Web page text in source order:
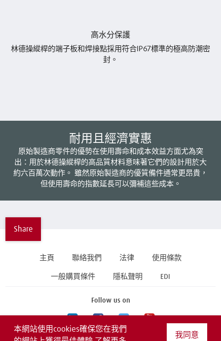
本網站使用cookies確保您在我們
我同意
高水分保護
林德操縱桿的端子板和焊接點採用符合IP67標準的極高防潮密
封。
耐用且經濟實惠
原始製造商零件的優勢在使用壽命和成本效益方面尤為突
出：用於林德操縱桿的高品質材料意味著它們的設計用於大
約六百萬次動作。 雖然原始製造商的優質備件通常更昂貴，
但使用壽命的指數延長可以彌補這些成本。
Share
主頁 聯絡我們 法律 使用條款
一般購買條件 隱私聲明 EDI
Follow us on